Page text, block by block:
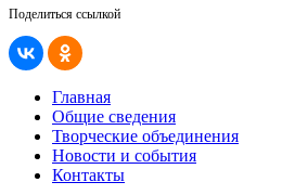
Поделиться ссылкой
Главная
Общие сведения
Творческие объединения
Новости и события
Контакты